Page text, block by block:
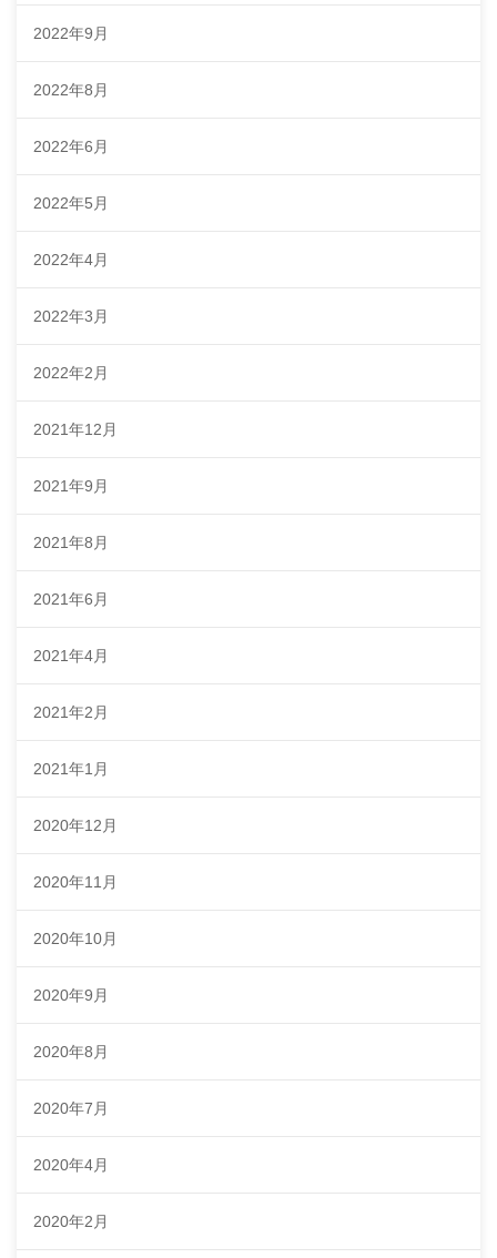
2022年9月
2022年8月
2022年6月
2022年5月
2022年4月
2022年3月
2022年2月
2021年12月
2021年9月
2021年8月
2021年6月
2021年4月
2021年2月
2021年1月
2020年12月
2020年11月
2020年10月
2020年9月
2020年8月
2020年7月
2020年4月
2020年2月